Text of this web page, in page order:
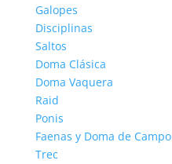
Galopes
Disciplinas
Saltos
Doma Clásica
Doma Vaquera
Raid
Ponis
Faenas y Doma de Campo
Trec